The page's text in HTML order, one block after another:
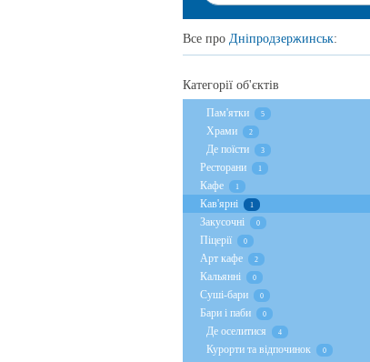
Все про Дніпродзержинськ:
Категорії об'єктів
Пам'ятки 5
Храми 2
Де поїсти 3
Ресторани 1
Кафе 1
Кав'ярні 1
Закусочні 0
Піцерії 0
Арт кафе 2
Кальянні 0
Суші-бари 0
Бари і паби 0
Де оселитися 4
Курорти та відпочинок 0